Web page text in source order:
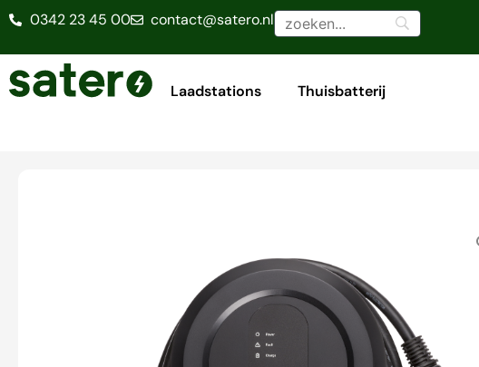
0342 23 45 00 contact@satero.nl
Laadstations Thuisbatterij